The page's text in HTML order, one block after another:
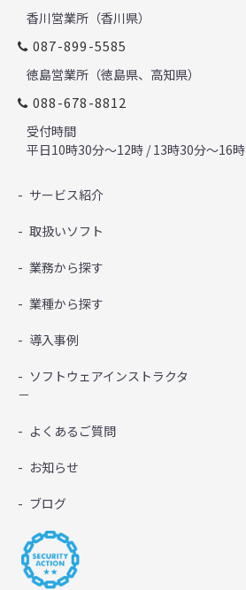
香川営業所（香川県）
087-899-5585
徳島営業所（徳島県、高知県）
088-678-8812
受付時間
平日10時30分～12時 / 13時30分～16時
サービス紹介
取扱いソフト
業務から探す
業種から探す
導入事例
ソフトウェアインストラクタ
－
よくあるご質問
お知らせ
ブログ